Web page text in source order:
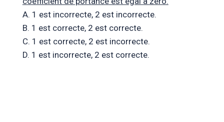
A. 1 est incorrecte, 2 est incorrecte.
B. 1 est correcte, 2 est correcte.
C. 1 est correcte, 2 est incorrecte.
D. 1 est incorrecte, 2 est correcte.